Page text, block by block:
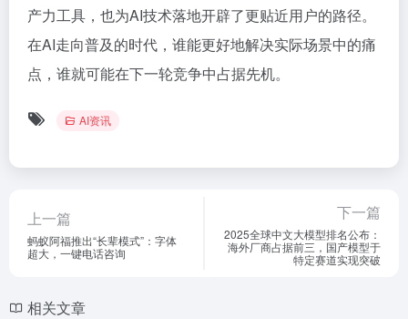
产力工具，也为AI技术落地开辟了更贴近用户的路径。
在AI走向普及的时代，谁能更好地解决实际场景中的痛
点，谁就可能在下一轮竞争中占据先机。
AI资讯
上一篇
蚂蚁阿福推出“长辈模式”：字体
超大，一键电话咨询
下一篇
2025全球中文大模型排名公布：
海外厂商占据前三，国产模型于
特定赛道实现突破
相关文章